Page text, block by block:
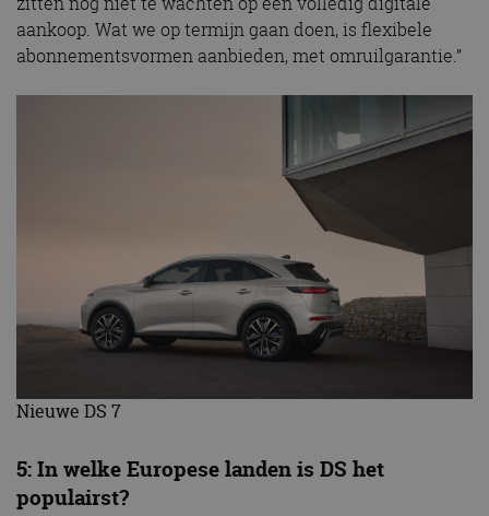
aankoop. Wat we op termijn gaan doen, is flexibele
abonnementsvormen aanbieden, met omruilgarantie.”
Nieuwe DS 7
5: In welke Europese landen is DS het
populairst?